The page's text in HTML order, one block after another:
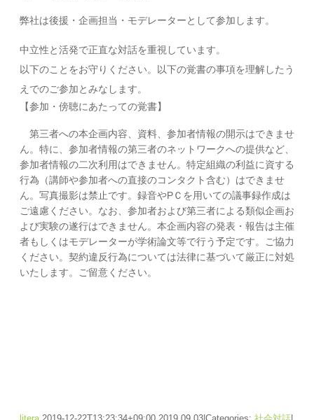
弊社は後援・企画担当・モデレーターとして参加します。
中立性と活発で正直な対話を重視しています。
以下のことをお守りください。以下の覚書の事項を理解したう
えでのご参加とみなします。
【参加・傍聴にあたっての覚書】
第三者への本企画内容、資料、参加者情報の開示はできませ
ん。特に、参加者情報の第三者のネットワークへの提供など、
参加者情報の二次利用はできません。特定組織の利益に資する
行為（講師や参加者への直接のコンタクト含む）はできませ
ん。写真撮影は禁止です。録音やPＣを用いての議事録作成は
ご遠慮ください。なお、参加者および第三者による類似企画お
よび実験の遂行はできません。本企画内容の発表・報告は主催
者もしくはモデレーターが学術論文等で行う予定です。ご協力
ください。契約違反行為については法律に基づいて厳正に対処
いたします。ご留意ください。